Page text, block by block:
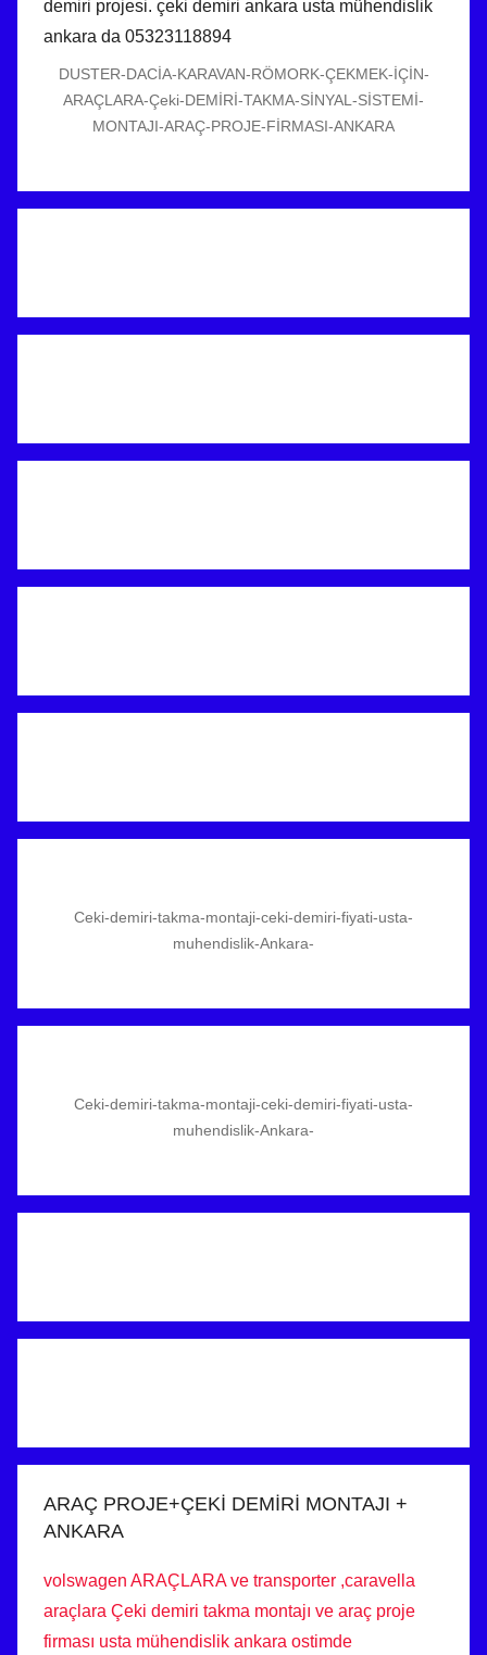
DUSTER-DACİA-KARAVAN-RÖMORK-ÇEKMEK-İÇİN-
ARAÇLARA-Çeki-DEMİRİ-TAKMA-SİNYAL-SİSTEMİ-
MONTAJI-ARAÇ-PROJE-FİRMASI-ANKARA
Ceki-demiri-takma-montaji-ceki-demiri-fiyati-usta-
muhendislik-Ankara-
Ceki-demiri-takma-montaji-ceki-demiri-fiyati-usta-
muhendislik-Ankara-
ARAÇ PROJE+ÇEKİ DEMİRİ MONTAJI +
ANKARA
volswagen ARAÇLARA ve transporter ,caravella
araçlara Çeki demiri takma montajı ve araç proje
firması usta mühendislik ankara ostimde